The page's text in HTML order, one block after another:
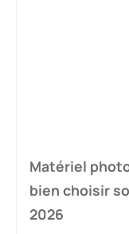
Matériel
bien choisir
2026